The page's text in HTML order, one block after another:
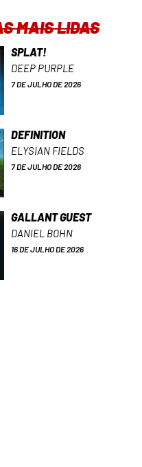
MAIS LIDAS
SPLAT!
DEEP PURPLE
7 DE JULHO DE 2026
DEFINITION
ELYSIAN FIELDS
7 DE JULHO DE 2026
GALLANT GUEST
DANIEL BOHN
16 DE JULHO DE 2026